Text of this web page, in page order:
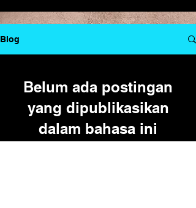
Blog
Belum ada postingan
yang dipublikasikan
dalam bahasa ini